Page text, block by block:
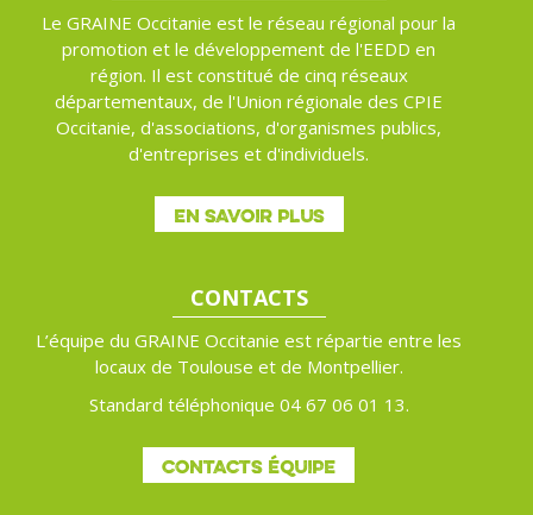
Le GRAINE Occitanie est le réseau régional pour la
promotion et le développement de l'EEDD en
région. Il est constitué de cinq réseaux
départementaux, de l'Union régionale des CPIE
Occitanie, d'associations, d'organismes publics,
d'entreprises et d'individuels.
EN SAVOIR PLUS
CONTACTS
L’équipe du GRAINE Occitanie est répartie entre les
locaux de Toulouse et de Montpellier.
Standard téléphonique 04 67 06 01 13.
CONTACTS ÉQUIPE